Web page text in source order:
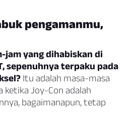
pengamanmu,
jam yang dihabiskan di
sepenuhnya terpaku pada
Itu adalah masa-masa
ketika Joy-Con adalah
bagaimanapun, tetap